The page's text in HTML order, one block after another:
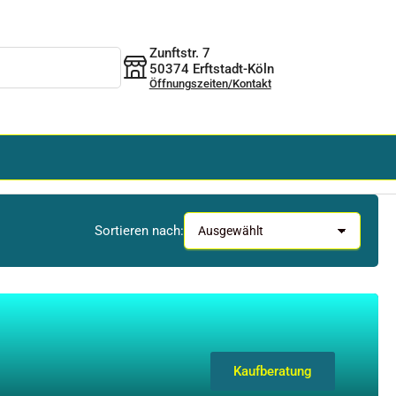
Zunftstr. 7
50374 Erftstadt-Köln
Öffnungszeiten/Kontakt
Sortieren nach:
Kaufberatung